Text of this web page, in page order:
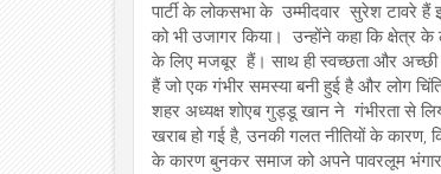
पार्टी के लोकसभा के उम्मीदवार सुरेश टावरे
को भी उजागर किया। उन्होंने कहा कि क्षेत्र के
के लिए मजबूर हैं। साथ ही स्वच्छता और अच्छी
हैं जो एक गंभीर समस्या बनी हुई है और लोग
शहर अध्यक्ष शोएब गुड्डू खान ने गंभीरता से
खराब हो गई है, उनकी गलत नीतियों के कारण,
के कारण बुनकर समाज को अपने पावरलूम भंगार